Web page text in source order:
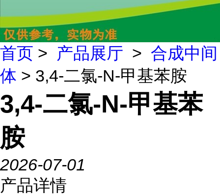
首页 > 产品展厅 > 合成中间
体 > 3,4-二氯-N-甲基苯胺
3,4-二氯-N-甲基苯
胺
2026-07-01
产品详情